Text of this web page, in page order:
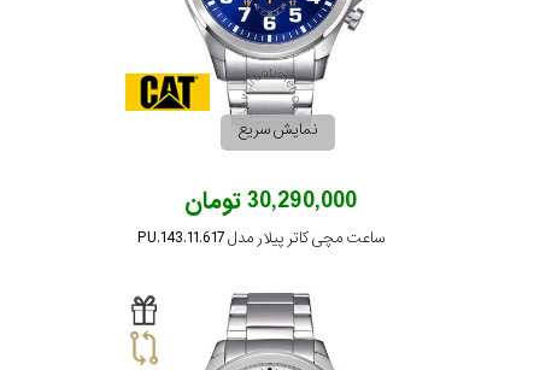
نمایش سریع
30,290,000 تومان
ساعت مچی کاتر پیلار مدل PU.143.11.617